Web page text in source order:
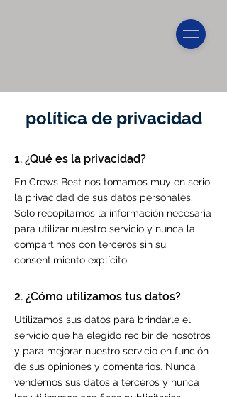
política de privacidad
1. ¿Qué es la privacidad?
En Crews Best nos tomamos muy en serio
la privacidad de sus datos personales.
Solo recopilamos la información necesaria
para utilizar nuestro servicio y nunca la
compartimos con terceros sin su
consentimiento explícito.
2. ¿Cómo utilizamos tus datos?
Utilizamos sus datos para brindarle el
servicio que ha elegido recibir de nosotros
y para mejorar nuestro servicio en función
de sus opiniones y comentarios. Nunca
vendemos sus datos a terceros y nunca